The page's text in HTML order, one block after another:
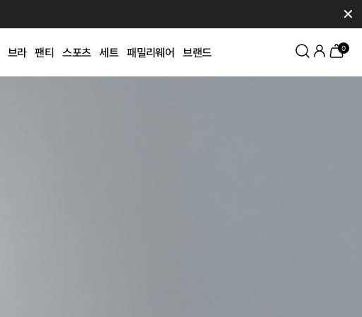
✕
브라 팬티 스포츠 세트 패밀리웨어 브랜드 0